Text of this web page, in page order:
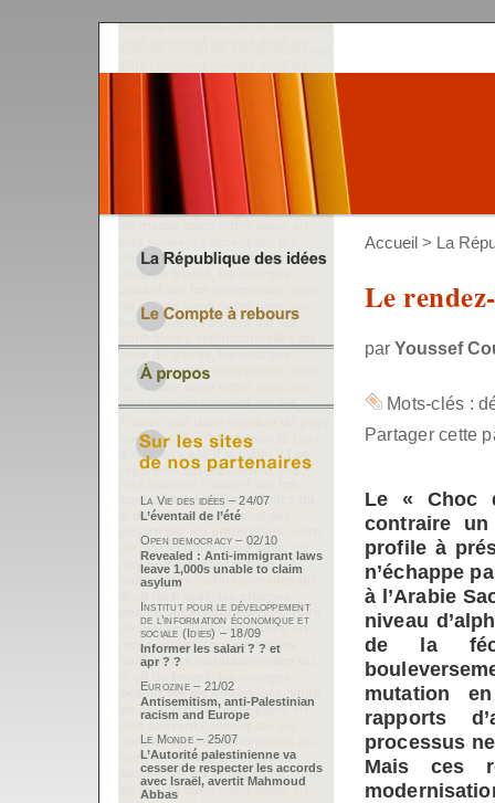
Accueil > La
Le
par Youssef
Mots-clés :
Partager cette
Le « Choc
contraire
profile à
n’échappe
à l’Arabie
niveau
de la
mutation
rapports
processus
Mais ces
La Vie des idées – 24/07
L’éventail de l’été
Open democracy – 02/10
Revealed : Anti-immigrant laws
leave 1,000s unable to claim
asylum
Institut pour le développement
de l’information économique et
sociale (Idies) – 18/09
Informer les salari ? ? et
apr ? ?
Eurozine – 21/02
Antisemitism, anti-Palestinian
racism and Europe
Le Monde – 25/07
L’Autorité palestinienne va
cesser de respecter les accords
avec Israël, avertit Mahmoud
Abbas